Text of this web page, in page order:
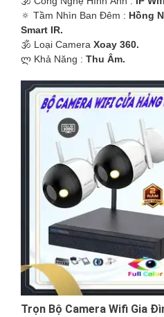
🔅 Tầm Nhìn Ban Đêm : Hồng
Smart IR.
🕉️ Loại Camera Xoay 360.
️ლ Khả Năng : Thu Âm.
Trọn Bộ Camera Wifi Gia